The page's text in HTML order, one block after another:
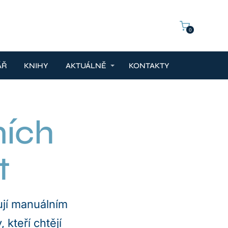
0
KNIHY AKTUÁLNĚ KONTAKTY
manuálním
kteří chtějí